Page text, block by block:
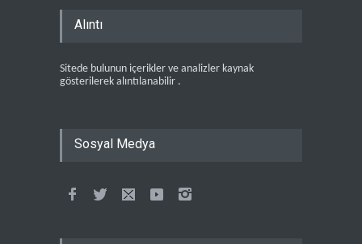
Alıntı
Sitede bulunun içerikler ve analizler kaynak
gösterilerek alıntılanabilir .
Sosyal Medya